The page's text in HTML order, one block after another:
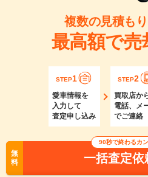
複数の見積も
最高額で売
STEP1
愛車情報を
入力して
査定申し込み
STEP2
買取店か
電話、メ
でご連絡
無
料
90秒で終わるカ
一括査定依